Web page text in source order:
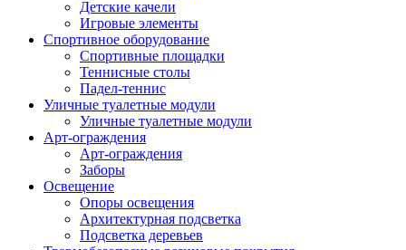
Детские качели
Игровые элементы
Спортивное оборудование
Спортивные площадки
Теннисные столы
Падел-теннис
Уличные туалетные модули
Уличные туалетные модули
Арт-ограждения
Арт-ограждения
Заборы
Освещение
Опоры освещения
Архитектурная подсветка
Подсветка деревьев